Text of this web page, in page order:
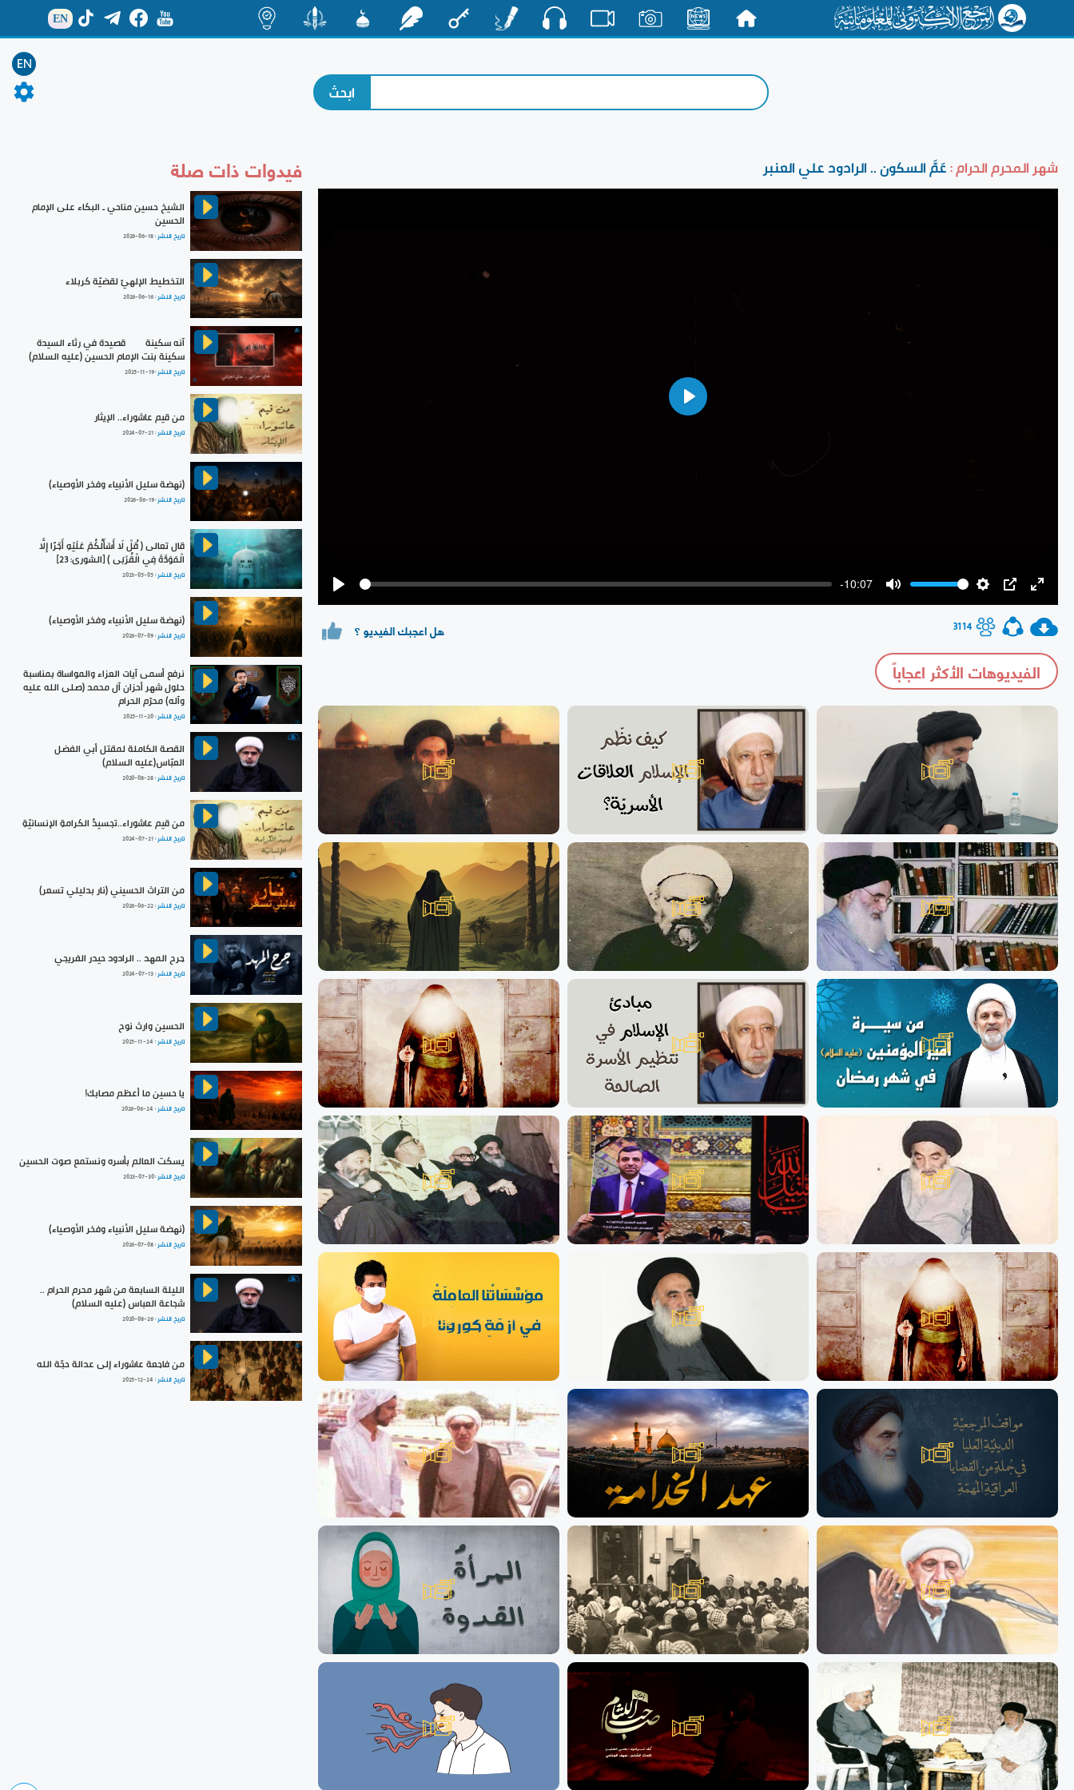
EN
EN
شهر المحرم الحرام :عَمَّ السكون .. الرادود علي العنبر
-10:07
Play
3114 هل اعجبك الفيديو ؟
الفيديوهات الأكثر اعجاباً
فيدوات ذات صلة
الشيخ حسين مناحي ـ البكاء على الإمام
الحسين
تاريخ النشر :2026-06-18
التخطيط الإلهيّ لقضيّة كربلاء
تاريخ النشر :2026-06-16
آنه سكينة | قصيدة في رثاء السيدة
سكينة بنت الإمام الحسين (عليه السلام)
تاريخ النشر :2025-11-19
من قيم عاشوراء.. الإيثار
تاريخ النشر :2024-07-21
(نهضة سليل الأنبياء وفخر الأوصياء)
تاريخ النشر :2026-06-19
قال تعالى ﴿ قُلْ لَا أَسْأَلُكُمْ عَلَيْهِ أَجْرًا إِلَّا
الْمَوَدَّةَ فِي الْقُرْبَى ﴾ [الشورى: 23]
تاريخ النشر :2023-05-05
(نهضة سليل الأنبياء وفخر الأوصياء)
تاريخ النشر :2026-07-09
نرفع أسمى آيات العزاء والمواساة بمناسبة
حلول شهر أحزان آل محمد (صلى الله عليه
وآله) محرّم الحرام
تاريخ النشر :2025-11-20
القصة الكاملة لمقتل أبي الفضل
العبّاس(عليه السلام)
تاريخ النشر :2020-08-28
من قيم عاشوراء..تجسيدُ الكرامةِ الإنسانيّةِ
تاريخ النشر :2024-07-21
من التراث الحسيني (نار بدليلي تسعر)
تاريخ النشر :2026-06-22
جرح المهد .. الرادود حيدر الفريجي
تاريخ النشر :2024-07-13
الحسين وارث نوح
تاريخ النشر : 2025-11-24
يا حسين ما أعظم مصابك!
تاريخ النشر : 2026-06-24
يسكت العالم بأسره ونستمع صوت الحسين
تاريخ النشر :2023-07-30
(نهضة سليل الأنبياء وفخر الأوصياء)
تاريخ النشر :2026-07-08
الليلة السابعة من شهر محرم الحرام ..
شجاعة العباس (عليه السلام)
تاريخ النشر :2020-08-26
من فاجعة عاشوراء إلى عدالة حجّة الله
تاريخ النشر : 2025-12-24